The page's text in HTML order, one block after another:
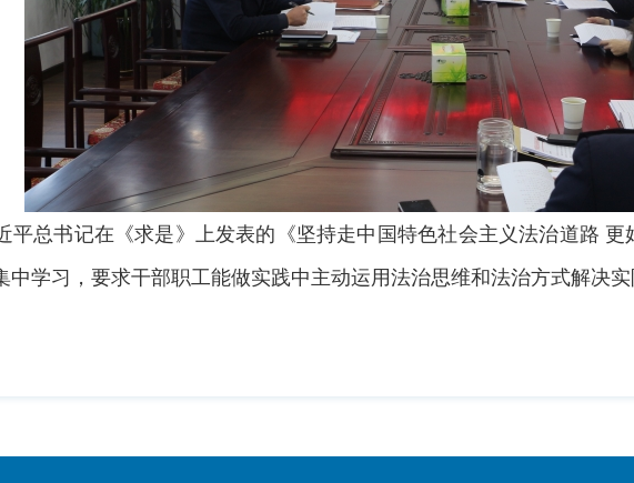
平总书记在《求是》上发表的《坚持走中国特色社会主义法治道路
学习，要求干部职工能做实践中主动运用法治思维和法治方式解决实